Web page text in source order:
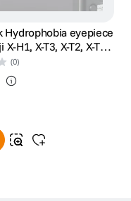
Hydrophobia eyepiece
X-H1, X-T3, X-T2, X-T1
(EP-F) Ocular pentru
(0)